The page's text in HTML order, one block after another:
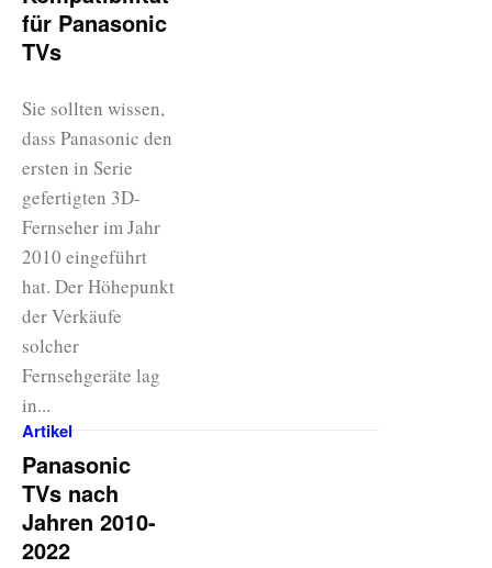
für Panasonic
TVs
Sie sollten wissen,
dass Panasonic den
ersten in Serie
gefertigten 3D-
Fernseher im Jahr
2010 eingeführt
hat. Der Höhepunkt
der Verkäufe
solcher
Fernsehgeräte lag
in...
Artikel
Panasonic
TVs nach
Jahren 2010-
2022